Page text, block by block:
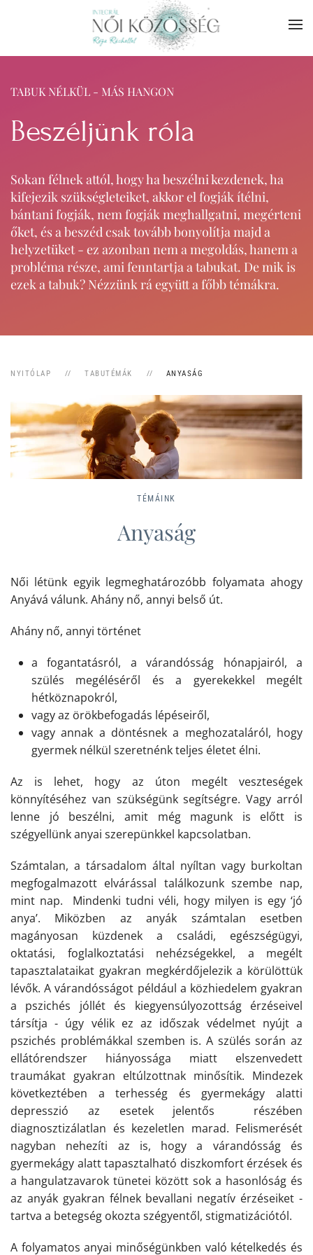
Skip to main content
TABUK NÉLKÜL - MÁS HANGON
Beszéljünk róla
Sokan félnek attól, hogy ha beszélni kezdenek, ha
kifejezik szükségleteiket, akkor el fogják ítélni,
bántani fogják, nem fogják meghallgatni, megérteni
őket, és a beszéd csak tovább bonyolítja majd a
helyzetüket - ez azonban nem a megoldás, hanem a
probléma része, ami fenntartja a tabukat. De mik is
ezek a tabuk? Nézzünk rá együtt a főbb témákra.
NYITÓLAP TABUTÉMÁK ANYASÁG
TÉMÁINK
Anyaság
Női létünk egyik legmeghatározóbb folyamata ahogy
Anyává válunk. Ahány nő, annyi belső út.
Ahány nő, annyi történet
a fogantatásról, a várandósság hónapjairól, a
szülés megéléséről és a gyerekekkel megélt
hétköznapokról,
vagy az örökbefogadás lépéseiről,
vagy annak a döntésnek a meghozataláról, hogy
gyermek nélkül szeretnénk teljes életet élni.
Az is lehet, hogy az úton megélt veszteségek
könnyítéséhez van szükségünk segítségre. Vagy arról
lenne jó beszélni, amit még magunk is előtt is
szégyellünk anyai szerepünkkel kapcsolatban.
Számtalan, a társadalom által nyíltan vagy burkoltan
megfogalmazott elvárással találkozunk szembe nap,
mint nap. Mindenki tudni véli, hogy milyen is egy ‘jó
anya’. Miközben az anyák számtalan esetben
magányosan küzdenek a családi, egészségügyi,
oktatási, foglalkoztatási nehézségekkel, a megélt
tapasztalataikat gyakran megkérdőjelezik a körülöttük
lévők. A várandósságot például a közhiedelem gyakran
a pszichés jóllét és kiegyensúlyozottság érzéseivel
társítja - úgy vélik ez az időszak védelmet nyújt a
pszichés problémákkal szemben is. A szülés során az
ellátórendszer hiányossága miatt elszenvedett
traumákat gyakran eltúlzottnak minősítik. Mindezek
következtében a terhesség és gyermekágy alatti
depresszió az esetek jelentős részében
diagnosztizálatlan és kezeletlen marad. Felismerését
nagyban nehezíti az is, hogy a várandósság és
gyermekágy alatt tapasztalható diszkomfort érzések és
a hangulatzavarok tünetei között sok a hasonlóság és
az anyák gyakran félnek bevallani negatív érzéseiket -
tartva a betegség okozta szégyentől, stigmatizációtól.
A folyamatos anyai minőségünkben való kételkedés és